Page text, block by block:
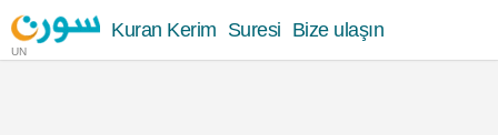
UN
Kuran Kerim Suresi Bize ulaşın